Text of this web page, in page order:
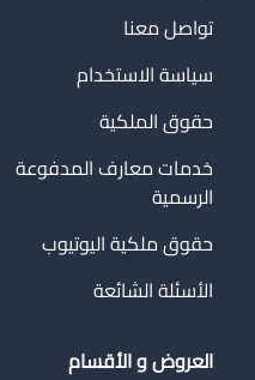
تواصل معنا
سياسة الاستخدام
حقوق الملكية
خدمات معارف المدفوعة
الرسمية
حقوق ملكية اليوتيوب
الأسئلة الشائعة
العروض و الأقسام